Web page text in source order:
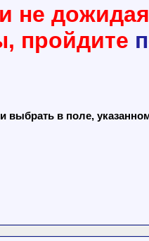
не
пройдите
в поле,